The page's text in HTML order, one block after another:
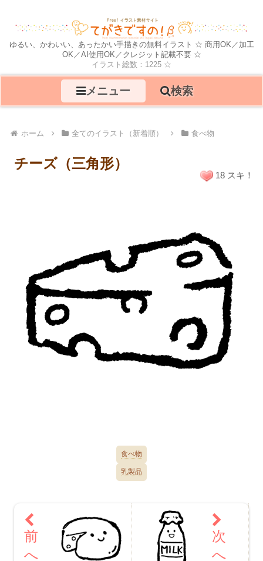
ゆるい、かわいい、あったかい手描きの無料イラスト ☆ 商用OK／加工
OK／AI使用OK／クレジット記載不要 ☆
イラスト総数：1225 ☆
メニュー 検索
ホーム 全てのイラスト（新着順） 食べ物
チーズ（三角形）
食べ物
乳製品
18 スキ！